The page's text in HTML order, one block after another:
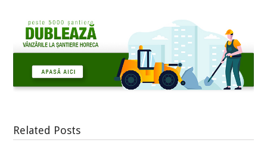
Related Posts